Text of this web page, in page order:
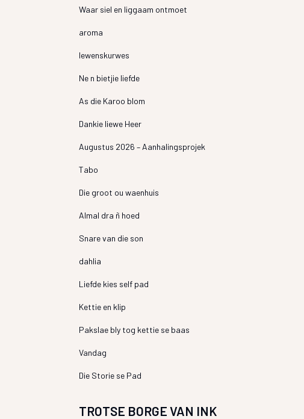
Waar siel en liggaam ontmoet
aroma
lewenskurwes
Ne n bietjie liefde
As die Karoo blom
Dankie liewe Heer
Augustus 2026 – Aanhalingsprojek
Tabo
Die groot ou waenhuis
Almal dra ñ hoed
Snare van die son
dahlia
Liefde kies self pad
Kettie en klip
Pakslae bly tog kettie se baas
Vandag
Die Storie se Pad
TROTSE BORGE VAN INK